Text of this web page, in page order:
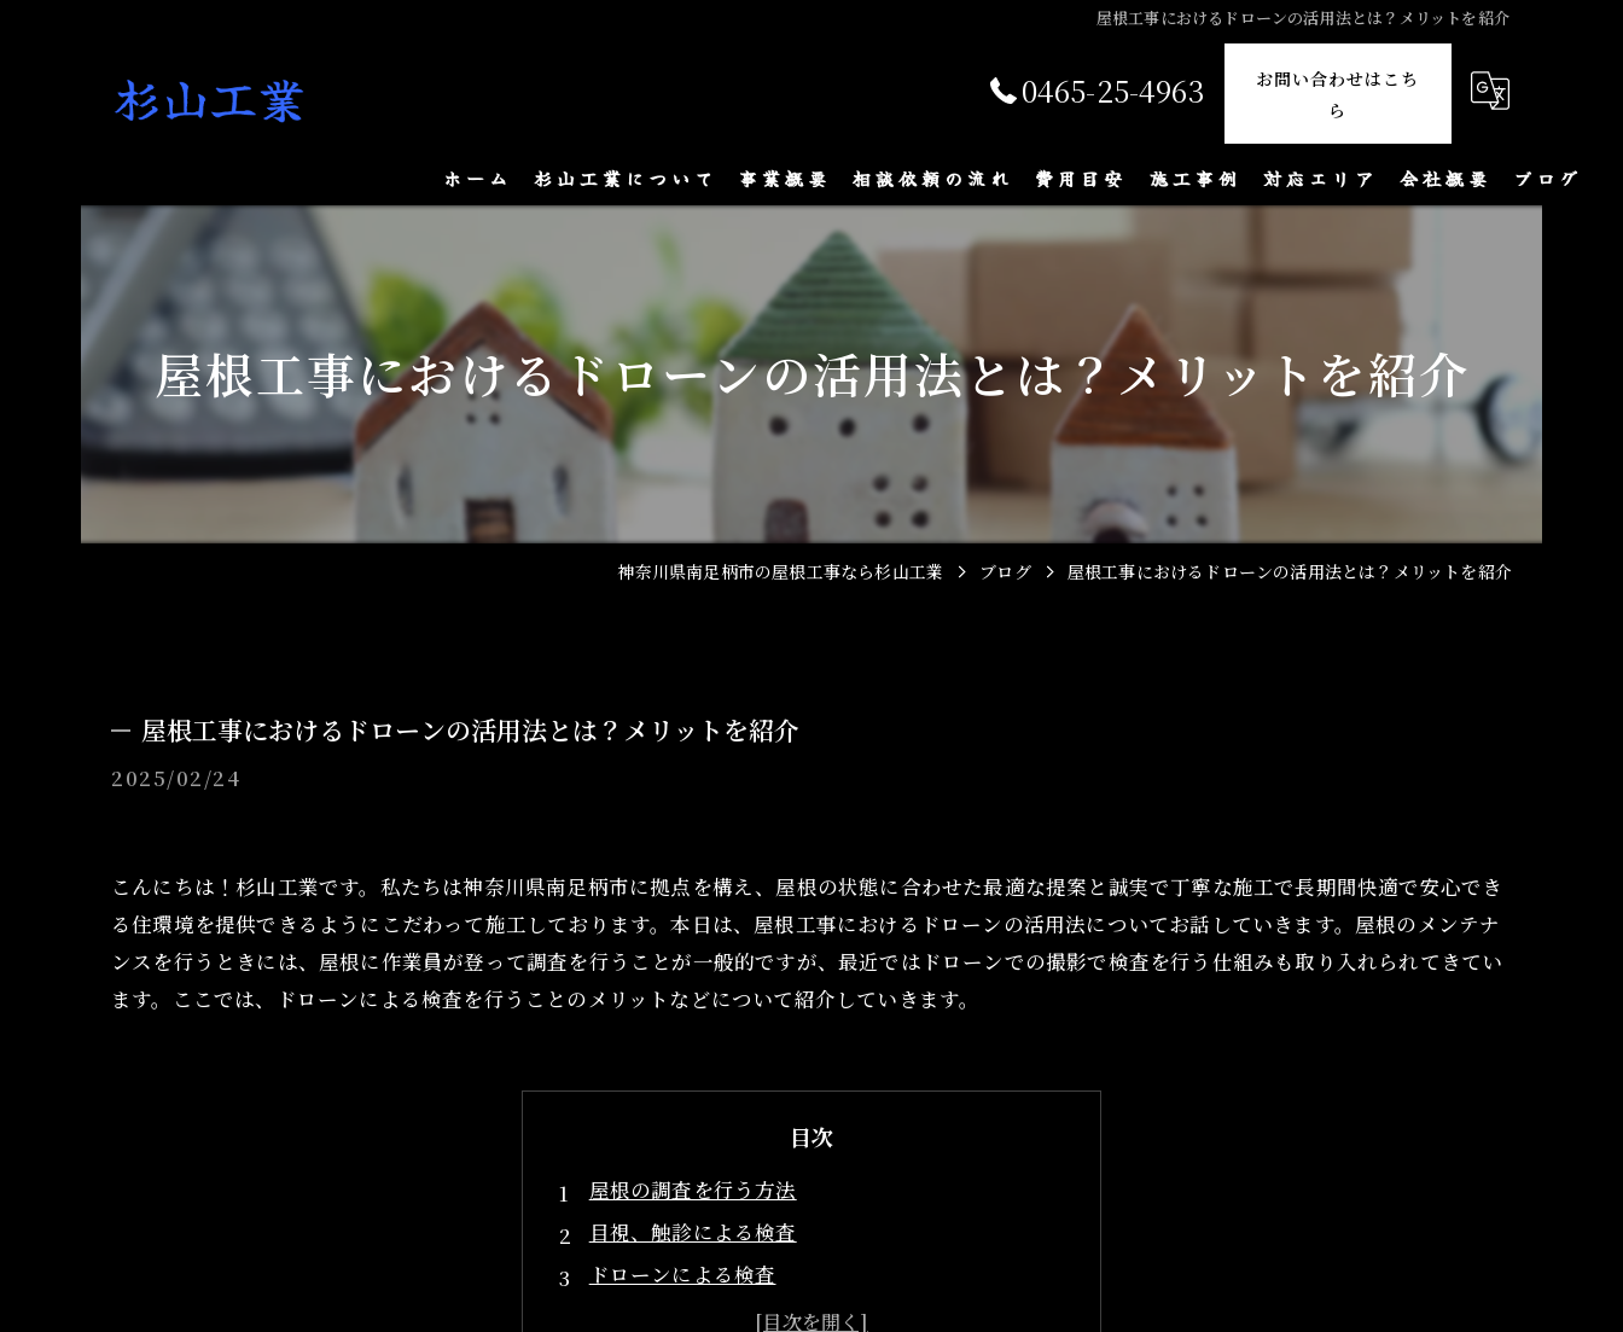
屋根工事におけるドローンの活用法とは？メリットを紹介
0465-25-4963
お問い合わせはこち
ら
ホーム 杉山工業について 事業概要
屋根の葺き替え
屋根シングル葺き
屋根のカバー工法
屋根の板金工事
屋根の雨漏り修理
屋根塗装
相談依頼の流れ 費用目安 施工事例 対応エリア 会社概要 ブログ
屋根工事におけるドローンの活用法とは？メリットを紹介
神奈川県南足柄市の屋根工事なら杉山工業 ブログ 屋根工事におけるドローンの活用法とは？メリットを紹介
屋根工事におけるドローンの活用法とは？メリットを紹介
2025/02/24
こんにちは！杉山工業です。私たちは神奈川県南足柄市に拠点を構え、屋根の状態に合わせた最適な提案と誠実で丁寧な施工で長期間快適で安心でき
る住環境を提供できるようにこだわって施工しております。本日は、屋根工事におけるドローンの活用法についてお話していきます。屋根のメンテナ
ンスを行うときには、屋根に作業員が登って調査を行うことが一般的ですが、最近ではドローンでの撮影で検査を行う仕組みも取り入れられてきてい
ます。ここでは、ドローンによる検査を行うことのメリットなどについて紹介していきます。
目次
屋根の調査を行う方法
目視、触診による検査
ドローンによる検査
ドローンによる検査のメリット